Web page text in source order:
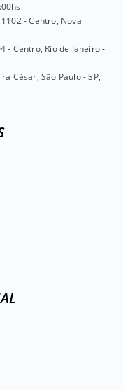
- Centro, Nova
- Centro, Rio de Janeiro -
César, São Paulo - SP,